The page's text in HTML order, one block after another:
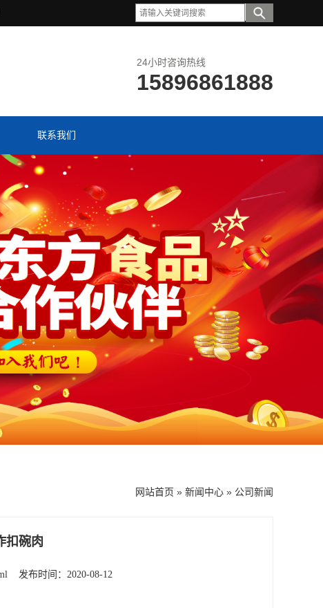
24小时咨询热线
15896861888
联系我们
网站首页 » 新闻中心 » 公司新闻
扣碗肉
发布时间：2020-08-12